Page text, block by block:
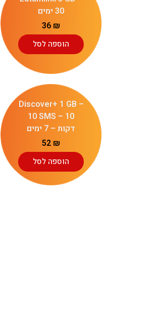
30 ימים
36 ₪
הוספה לסל
Discover+ 1 GB –
10 SMS – 10
דקות – 7 ימים
52 ₪
הוספה לסל